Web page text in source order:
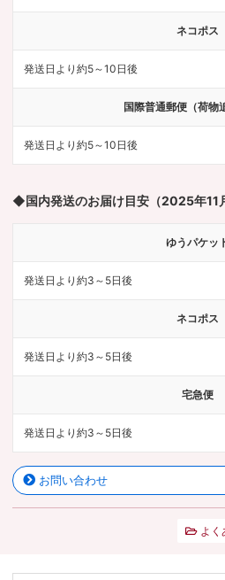
ネコポス
発送日より約5～10日後
国際普通郵便（荷物
発送日より約5～10日後
◆国内発送のお届け目安（2025年
ゆうパケッ
発送日より約3～5日後
ネコポス
発送日より約3～5日後
宅急便
発送日より約3～5日後
お問い合わせ
よく